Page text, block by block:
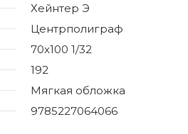
Хейнтер Э
Центрполиграф
70x100 1/32
192
Мягкая обложка
9785227064066